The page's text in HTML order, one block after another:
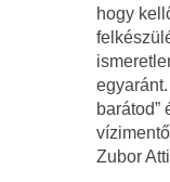
hogy
barátod”
Zubor